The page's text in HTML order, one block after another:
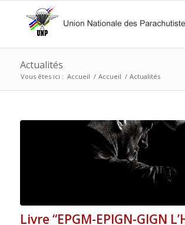
Actualités
Vous êtes ici : Accueil / Accueil / Actualités
Livre “EPGM-EPIGN-GIGN